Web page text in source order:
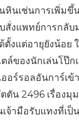
นเช่นการเพิ่มขึ้
สั่งแพทย์การกลับ
ด้ตั้งแต่อายุยังน้อ
ตล์ของนักเล่นโป๊
ออร์รอลอันการ์เ
ตัน 2496 เรื่องมุ
เจ้ามือรับแทงที่เ